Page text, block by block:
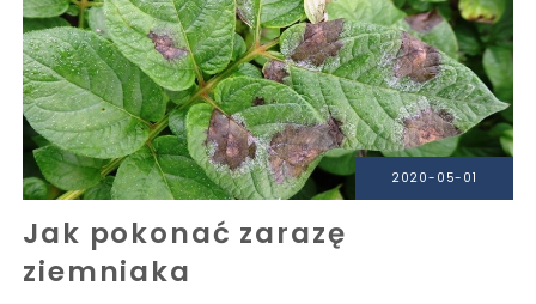
2020-05-01
Jak pokonać zarazę
ziemniaka